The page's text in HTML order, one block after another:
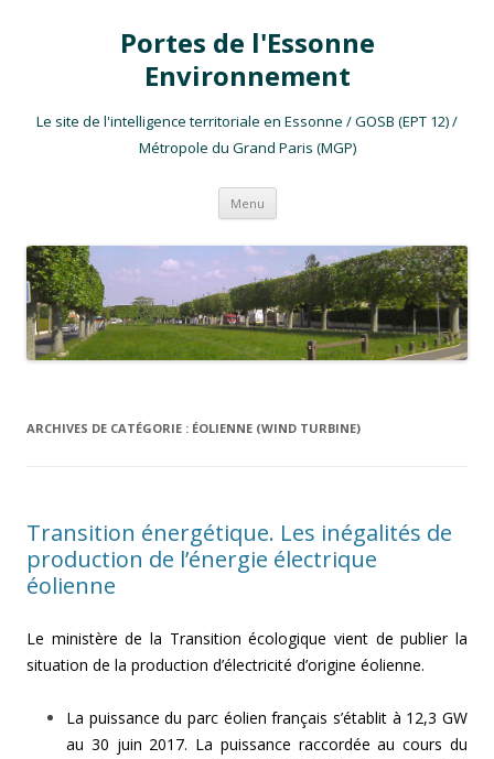
Portes de l'Essonne
Environnement
Le site de l'intelligence territoriale en Essonne / GOSB (EPT 12) /
Métropole du Grand Paris (MGP)
Menu Aller au contenu
ARCHIVES DE CATÉGORIE : ÉOLIENNE (WIND TURBINE)
Transition énergétique. Les inégalités de
production de l’énergie électrique
éolienne
Le ministère de la Transition écologique vient de publier la
situation de la production d’électricité d’origine éolienne.
La puissance du parc éolien français s’établit à 12,3 GW
au 30 juin 2017. La puissance raccordée au cours du